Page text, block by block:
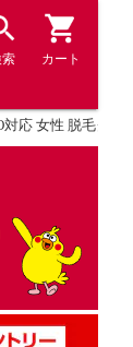
カート
応 女性 脱毛ク